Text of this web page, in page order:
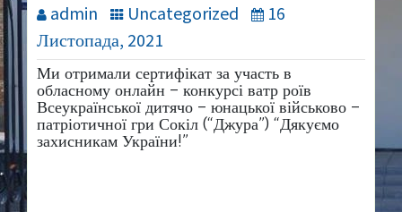
admin Uncategorized
16
Листопада, 2021
Ми отримали сертифікат за участь в
обласному онлайн – конкурсі ватр роїв
Всеукраїнської дитячо – юнацької військово –
патріотичної гри Сокіл (“Джура”) “Дякуємо
захисникам України!”